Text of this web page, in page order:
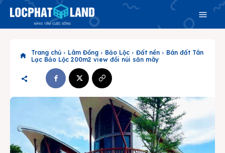
Search
Search
Phiên bản cập nhật V3
& tìm kiếm nhanh chóng hơn
Trang chủ Lâm Đồng Bảo Lộc Đất nền
Bán đất Tân
Lạc Bảo Lộc 200m2 view đồi núi săn mây